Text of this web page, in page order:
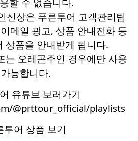
신상은 푸른투어 고객관리팀
메일 광고, 상품 안내전화 등
상품을 안내받게 됩니다.
는 오레곤주인 경우에만 사용
가능합니다.
유튜브 보러가기
@prttour_official/playlists
투어 상품 보기